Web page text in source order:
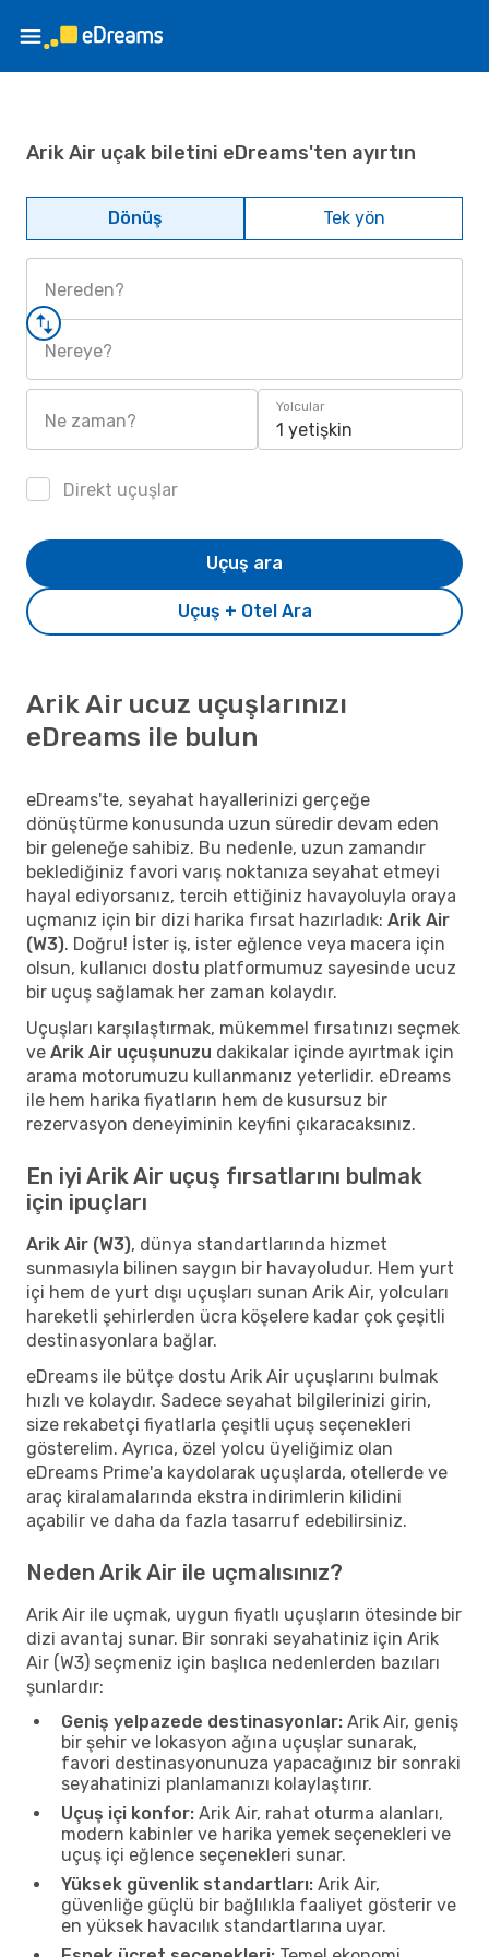
Arik Air uçak biletini eDreams'ten ayırtın
Dönüş Tek yön
Nereden?
Nereye?
Ne zaman?
Yolcular
1 yetişkin
Direkt uçuşlar
Uçuş + Otel Ara
Uçuş ara
Arik Air ucuz uçuşlarınızı
eDreams ile bulun
eDreams'te, seyahat hayallerinizi gerçeğe
dönüştürme konusunda uzun süredir devam eden
bir geleneğe sahibiz. Bu nedenle, uzun zamandır
beklediğiniz favori varış noktanıza seyahat etmeyi
hayal ediyorsanız, tercih ettiğiniz havayoluyla oraya
uçmanız için bir dizi harika fırsat hazırladık: Arik Air
(W3). Doğru! İster iş, ister eğlence veya macera için
olsun, kullanıcı dostu platformumuz sayesinde ucuz
bir uçuş sağlamak her zaman kolaydır.
Uçuşları karşılaştırmak, mükemmel fırsatınızı seçmek
ve Arik Air uçuşunuzu dakikalar içinde ayırtmak için
arama motorumuzu kullanmanız yeterlidir. eDreams
ile hem harika fiyatların hem de kusursuz bir
rezervasyon deneyiminin keyfini çıkaracaksınız.
En iyi Arik Air uçuş fırsatlarını bulmak
için ipuçları
Arik Air (W3), dünya standartlarında hizmet
sunmasıyla bilinen saygın bir havayoludur. Hem yurt
içi hem de yurt dışı uçuşları sunan Arik Air, yolcuları
hareketli şehirlerden ücra köşelere kadar çok çeşitli
destinasyonlara bağlar.
eDreams ile bütçe dostu Arik Air uçuşlarını bulmak
hızlı ve kolaydır. Sadece seyahat bilgilerinizi girin,
size rekabetçi fiyatlarla çeşitli uçuş seçenekleri
gösterelim. Ayrıca, özel yolcu üyeliğimiz olan
eDreams Prime'a kaydolarak uçuşlarda, otellerde ve
araç kiralamalarında ekstra indirimlerin kilidini
açabilir ve daha da fazla tasarruf edebilirsiniz.
Neden Arik Air ile uçmalısınız?
Arik Air ile uçmak, uygun fiyatlı uçuşların ötesinde bir
dizi avantaj sunar. Bir sonraki seyahatiniz için Arik
Air (W3) seçmeniz için başlıca nedenlerden bazıları
şunlardır:
Geniş yelpazede destinasyonlar: Arik Air, geniş
bir şehir ve lokasyon ağına uçuşlar sunarak,
favori destinasyonunuza yapacağınız bir sonraki
seyahatinizi planlamanızı kolaylaştırır.
Uçuş içi konfor: Arik Air, rahat oturma alanları,
modern kabinler ve harika yemek seçenekleri ve
uçuş içi eğlence seçenekleri sunar.
Yüksek güvenlik standartları: Arik Air,
güvenliğe güçlü bir bağlılıkla faaliyet gösterir ve
en yüksek havacılık standartlarına uyar.